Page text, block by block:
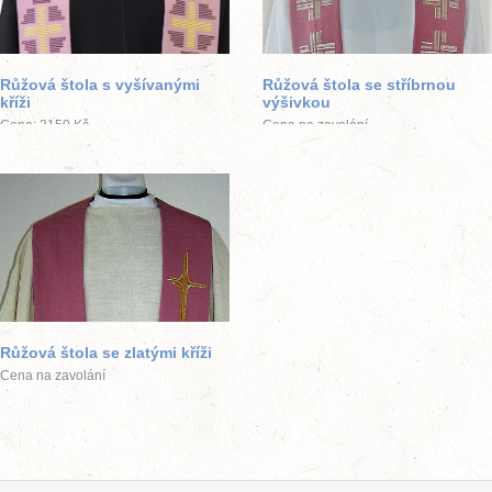
Růžová štola s vyšívanými
kříži
Cena: 3150 Kč
větší obrázek
Růžová štola se stříbrnou
výšivkou
Cena na zavolání
větší obrázek
Růžová štola se zlatými kříži
Cena na zavolání